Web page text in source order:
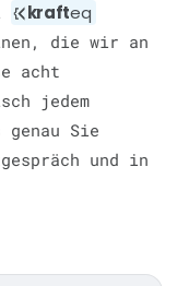
krafteq
die wir an
acht
jedem
genau Sie
und in